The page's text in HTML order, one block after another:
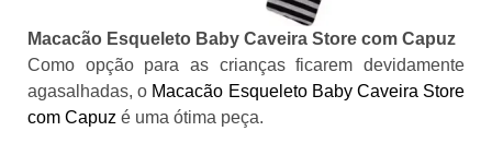
Macacão Esqueleto Baby Caveira Store com Capuz
Como opção para as crianças ficarem devidamente
agasalhadas, o Macacão Esqueleto Baby Caveira Store
com Capuz é uma ótima peça.